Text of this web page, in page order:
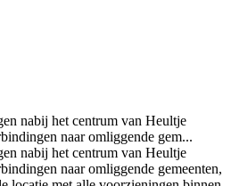
nabij het centrum van Heultje
naar omliggende gem...
nabij het centrum van Heultje
naar omliggende gemeenten,